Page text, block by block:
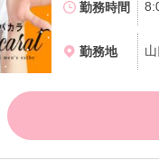
勤務時間
勤務地